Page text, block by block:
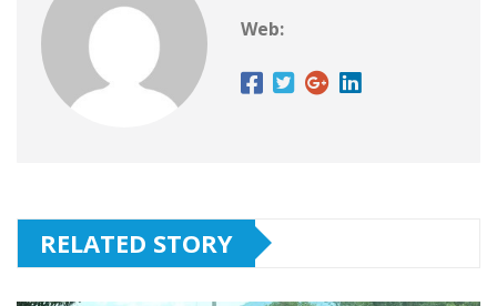
Web:
RELATED STORY